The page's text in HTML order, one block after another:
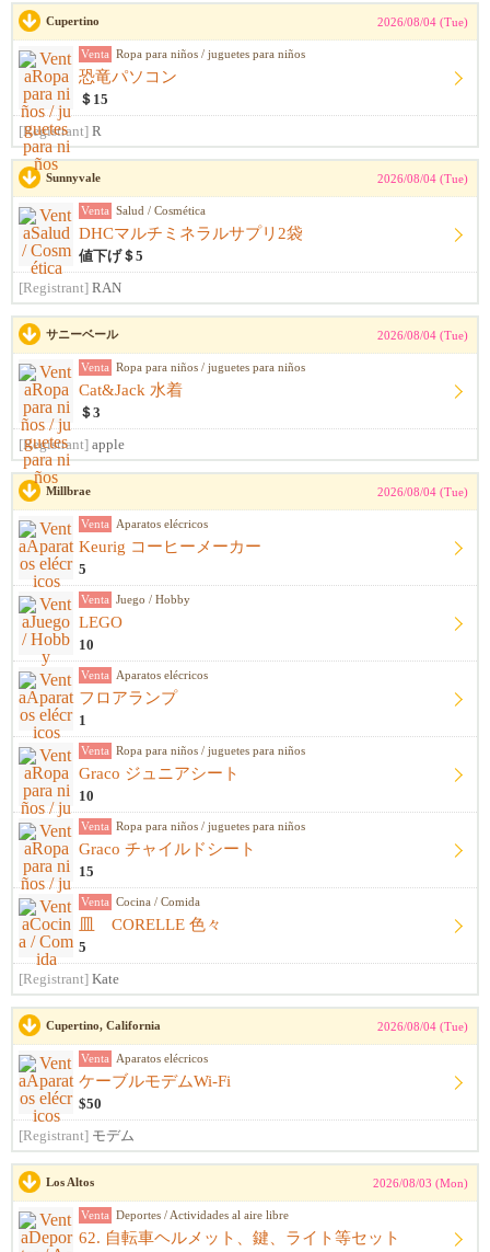
Cupertino 2026/08/04 (Tue)
Venta Ropa para niños / juguetes para niños
恐竜パソコン
＄15
[Registrant] R
Sunnyvale 2026/08/04 (Tue)
Venta Salud / Cosmética
DHCマルチミネラルサプリ2袋
値下げ＄5
[Registrant] RAN
サニーベール 2026/08/04 (Tue)
Venta Ropa para niños / juguetes para niños
Cat&Jack 水着
＄3
[Registrant] apple
Millbrae 2026/08/04 (Tue)
Venta Aparatos elécricos
Keurig コーヒーメーカー
5
Venta Juego / Hobby
LEGO
10
Venta Aparatos elécricos
フロアランプ
1
Venta Ropa para niños / juguetes para niños
Graco ジュニアシート
10
Venta Ropa para niños / juguetes para niños
Graco チャイルドシート
15
Venta Cocina / Comida
皿 CORELLE 色々
5
[Registrant] Kate
Cupertino, California 2026/08/04 (Tue)
Venta Aparatos elécricos
ケーブルモデムWi-Fi
$50
[Registrant] モデム
Los Altos 2026/08/03 (Mon)
Venta Deportes / Actividades al aire libre
62. 自転車ヘルメット、鍵、ライト等セット